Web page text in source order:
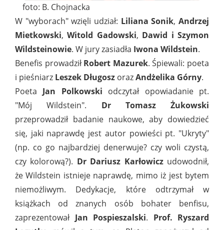
foto: B. Chojnacka
W "wyborach" wzięli udział: Liliana Sonik,Andrzej
Mietkowski,Witold Gadowski, Dawid i Szymon
Wildsteinowie. W jury zasiadła Iwona Wildstein.
Benefis prowadził Robert Mazurek. Śpiewali: poeta
i pieśniarz Leszek Długosz orazAndżelika Górny.
Poeta Jan Polkowski odczytał opowiadanie pt.
"Mój Wildstein". Dr Tomasz Żukowski
przeprowadził badanie naukowe, aby dowiedzieć
się, jaki naprawdę jest autor powieści pt. "Ukryty"
(np. co go najbardziej denerwuje? czy woli czystą,
czy kolorową?). Dr Dariusz Karłowiczudowodnił,
że Wildstein istnieje naprawdę, mimo iż jest bytem
niemożliwym. Dedykacje, które odtrzymał w
książkach od znanych osób bohater benfisu,
zaprezentował Jan Pospieszalski. Prof. Ryszard